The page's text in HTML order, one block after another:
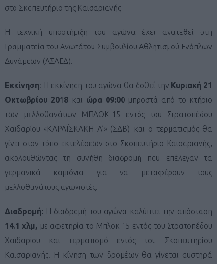
στο Σκοπευτήριο της Καισαριανής
Η τεχνική υποστήριξη του αγώνα έχει ανατεθεί στη
Γραμματεία του Ανωτάτου Συμβουλίου Αθλητισμού Ενόπλων
Δυνάμεων (ΑΣΑΕΔ).
Εκκίνηση: Η εκκίνηση του αγώνα θα δοθεί την Κυριακή 21
Οκτωβρίου 2018και ώρα 09:00μπροστά από το κτήριο
των μελλοθανάτων ΜΠΛΟΚ-15 εντός του Στρατοπέδου
Χαϊδαρίου «ΚΑΡΑΪΣΚΑΚΗ Α’» (ΣΔΒ) και ο τερματισμός θα
γίνει στον τόπο εκτελέσεων στο Σκοπευτήριο Καισαριανής,
ακολουθώντας τη συνήθη διαδρομή που επέλεγαν τα
γερμανικά καμιόνια για να μεταφέρουν τους
μελλοθανάτους αγωνιστές.
Διαδρομή: Η διαδρομή του αγώνα καλύπτει την απόσταση
14.1 χλμ, με αφετηρία το Μπλοκ 15 εντός του Στρατοπέδου
Χαϊδαρίου και τερματισμό εντός του Σκοπευτηρίου
Καισαριανής. Η κίνηση των δρομέων θα γίνεται αυστηρά